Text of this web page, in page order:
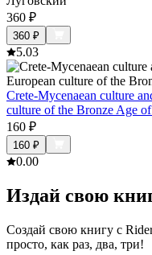
360 ₽
360 ₽
5.03
Crete-Mycenaean culture
culture of the Bronze Age
160 ₽
160 ₽
0.00
Издай свою
Создай свою книгу с
просто, как раз, два, три!